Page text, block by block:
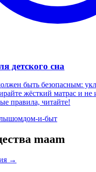
детского сна
быть безопасным:
жёсткий матрас и не
правила, читайте!
дом-и-быт
maam
→